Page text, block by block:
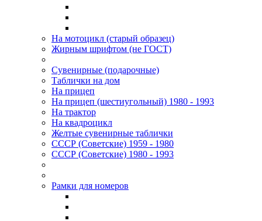
На мотоцикл (старый образец)
Жирным шрифтом (не ГОСТ)
Сувенирные (подарочные)
Таблички на дом
На прицеп
На прицеп (шестиугольный) 1980 - 1993
На трактор
На квадроцикл
Желтые сувенирные таблички
СССР (Советские) 1959 - 1980
СССР (Советские) 1980 - 1993
Рамки для номеров